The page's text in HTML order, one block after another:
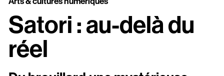
Satori : au-delà du
réel
Stereolux
Arts & cultures
numériques